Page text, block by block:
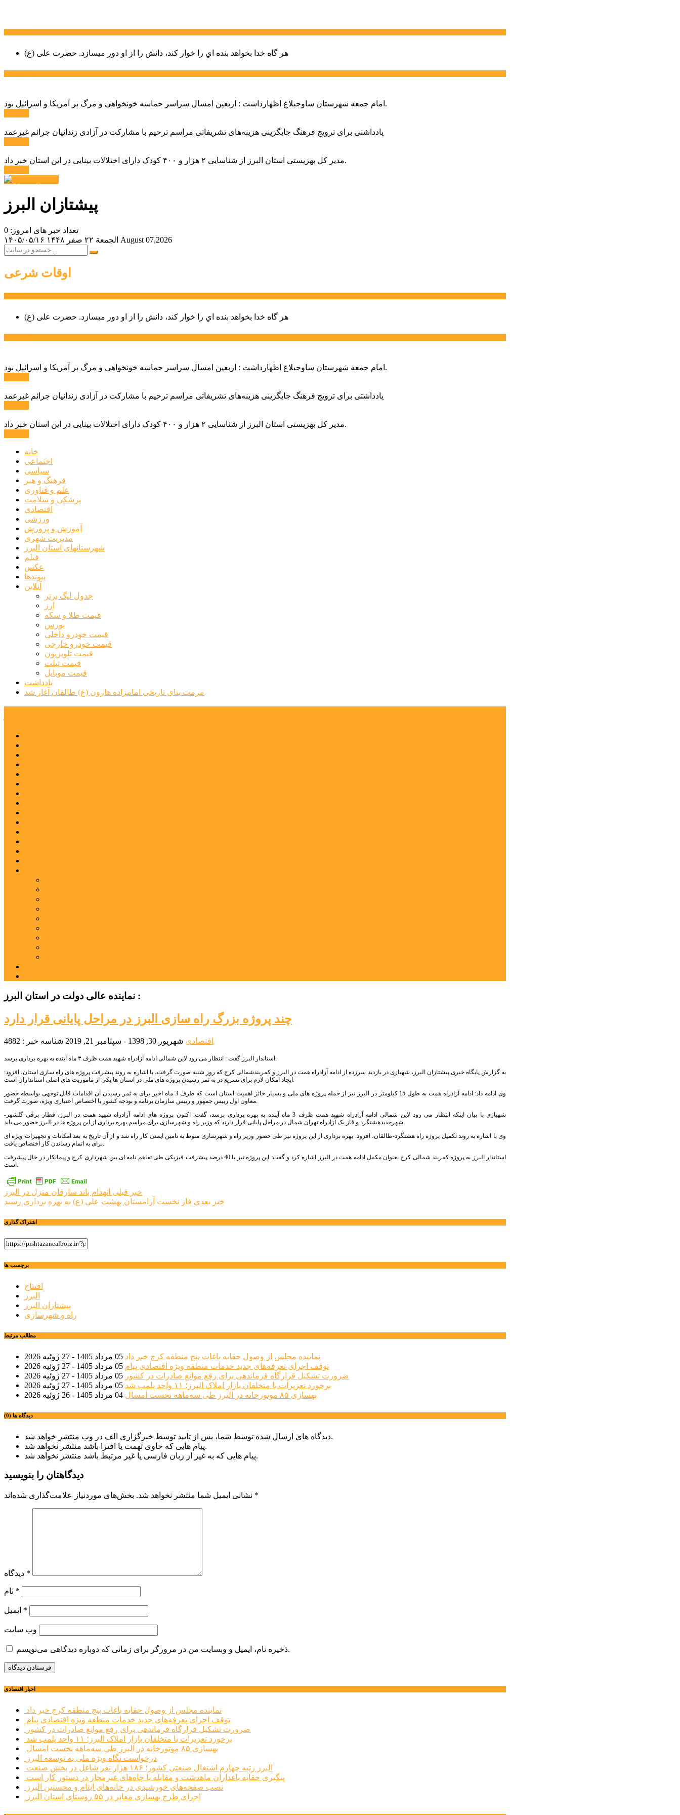
هر گاه خدا بخواهد بنده اي را خوار كند، دانش را از او دور میسازد. حضرت علی (ع)
امام جمعه شهرستان ساوجبلاغ اظهارداشت : اربعین امسال سراسر حماسه خونخواهی و مرگ بر آمریکا و اسرائیل بود.
یادداشتی برای ترویج فرهنگ جایگزینی هزینه‌های تشریفاتی مراسم ترحیم با مشارکت در آزادی زندانیان جرائم غیرعمد
مدیر کل بهزیستی استان البرز از شناسایی ۲ هزار و ۴۰۰ کودک دارای اختلالات بینایی در این استان خبر داد.
پیشتازان البرز
تعداد خبر های امروز: 0
۱۴۰۵/۰۵/۱۶
الجمعة ۲۲ صفر ۱۴۴۸ August 07,2026
اوقات شرعی
هر گاه خدا بخواهد بنده اي را خوار كند، دانش را از او دور میسازد. حضرت علی (ع)
امام جمعه شهرستان ساوجبلاغ اظهارداشت : اربعین امسال سراسر حماسه خونخواهی و مرگ بر آمریکا و اسرائیل بود.
یادداشتی برای ترویج فرهنگ جایگزینی هزینه‌های تشریفاتی مراسم ترحیم با مشارکت در آزادی زندانیان جرائم غیرعمد
مدیر کل بهزیستی استان البرز از شناسایی ۲ هزار و ۴۰۰ کودک دارای اختلالات بینایی در این استان خبر داد.
خانه
اجتماعی
سیاسی
فرهنگ و هنر
علم و فناوری
پزشکی و سلامت
اقتصادی
ورزشی
آموزش و پرورش
مدیریت شهری
شهرستانهای استان البرز
فیلم
عکس
پیوندها
آنلاین
جدول لیگ برتر
ارز
قیمت طلا و سکه
بورس
قیمت خودرو داخلی
قیمت خودرو خارجی
قیمت تلویزیون
قیمت تبلت
قیمت موبایل
یادداشت
مرمت بنای تاریخی امامزاده هارون (ع) طالقان آغاز شد
نماینده عالی دولت در استان البرز :
چند پروژه بزرگ راه سازی البرز در مراحل پایانی قرار دارد
اقتصادی شهریور 30, 1398 - سپتامبر 21, 2019 شناسه خبر : 4882
استاندار البرز گفت : انتظار می رود لاین شمالی ادامه آزادراه شهید همت ظرف ۳ ماه آینده به بهره برداری برسد.
به گزارش پایگاه خبری پیشتازان البرز، شهبازی در بازدید سرزده از ادامه آزادراه همت در البرز و کمربندشمالی کرج که روز شنبه صورت گرفت، با اشاره به روند پیشرفت پروژه های راه سازی استان، افزود:
ایجاد امکان لازم برای تسریع در به ثمر رسیدن پروژه های ملی در استان ها یکی از ماموریت های اصلی استانداران است.
وی ادامه داد: ادامه آزادراه همت به طول 15 کیلومتر در البرز نیز از جمله پروژه های ملی و بسیار حائز اهمیت استان است که ظرف 3 ماه اخیر برای به ثمر رسیدن آن اقدامات قابل توجهی بواسطه حضور
معاون اول رییس جمهور و رییس سازمان برنامه و بودجه کشور با اختصاص اعتباری ویژه، صورت گرفت.
شهبازی با بیان اینکه انتظار می رود لاین شمالی ادامه آزادراه شهید همت ظرف 3 ماه آینده به بهره برداری برسد، گفت: اکنون پروژه های ادامه آزادراه شهید همت در البرز، قطار برقی گلشهر-
شهرجدیدهشتگرد و فاز یک آزادراه تهران شمال در مراحل پایانی قرار دارند که وزیر راه و شهرسازی برای مراسم بهره برداری از این پروژه ها در البرز حضور می یابد.
وی با اشاره به روند تکمیل پروژه راه هشتگرد-طالقان، افزود: بهره برداری از این پروژه نیز طی حضور وزیر راه و شهرسازی منوط به تامین ایمنی کار راه شد و از آن تاریخ به بعد امکانات و تجهیزات ویژه ای
برای به اتمام رساندن کار اختصاص یافت.
استاندار البرز به پروژه کمربند شمالی کرج بعنوان مکمل ادامه همت در البرز اشاره کرد و گفت: این پروژه نیز با 40 درصد پیشرفت فیزیکی طی تفاهم نامه ای بین شهرداری کرج و پیمانکار در حال پیشرفت
است.
راهبری
نوشته
خبر قبلی انهدام باند سارقان منزل در البرز
خبر بعدی فاز نخست آرامستان بهشت علی (ع) به بهره برداری رسید
اشتراک گذاری
برچسب ها
افتتاح
البرز
پیشتازان البرز
راه و شهرسازی
مطالب مرتبط
نماینده مجلس از وصول حقابه باغات پنج منطقه کرج خبر داد 05 مرداد 1405 - 27 ژوئیه 2026
توقف اجرای تعرفه‌های جدید خدمات منطقه ویژه اقتصادی پیام 05 مرداد 1405 - 27 ژوئیه 2026
ضرورت تشکیل قرارگاه فرماندهی برای رفع موانع صادرات در کشور 05 مرداد 1405 - 27 ژوئیه 2026
برخورد تعزیرات با متخلفان بازار املاک البرز؛ ۱۱ واحد پلمب شد
05 مرداد 1405 - 27 ژوئیه 2026
بهسازی ۸۵ موتورخانه در البرز طی سه‌ماهه نخست امسال
04 مرداد 1405 - 26 ژوئیه 2026
دیدگاه ها (0)
دیدگاه های ارسال شده توسط شما، پس از تایید توسط خبرگزاری الف در وب منتشر خواهد شد.
پیام هایی که حاوی تهمت یا افترا باشد منتشر نخواهد شد.
پیام هایی که به غیر از زبان فارسی یا غیر مرتبط باشد منتشر نخواهد شد.
دیدگاهتان را بنویسید
نشانی ایمیل شما منتشر نخواهد شد. *
*
*
*
وب‌ سایت
ذخیره نام، ایمیل و وبسایت من در مرورگر برای زمانی که دوباره دیدگاهی می‌نویسم.
اخبار اقتصادی
نماینده مجلس از وصول حقابه باغات پنج منطقه کرج خبر داد
توقف اجرای تعرفه‌های جدید خدمات منطقه ویژه اقتصادی پیام
ضرورت تشکیل قرارگاه فرماندهی برای رفع موانع صادرات در کشور
برخورد تعزیرات با متخلفان بازار املاک البرز؛ ۱۱ واحد پلمب شد
بهسازی ۸۵ موتورخانه در البرز طی سه‌ماهه نخست امسال
درخواست نگاه ویژه ملی به توسعه البرز
البرز رتبه چهارم اشتغال صنعتی کشور؛ ۱۸۶ هزار نفر شاغل در بخش صنعت
پیگیری حقابه باغداران ماهدشت و مقابله با چاه‌های غیرمجاز در دستور کار است
نصب صفحه‌های خورشیدی در خانه‌های ایتام و محسنین البرز
اجرای طرح بهسازی معابر در ۵۵ روستای استان البرز